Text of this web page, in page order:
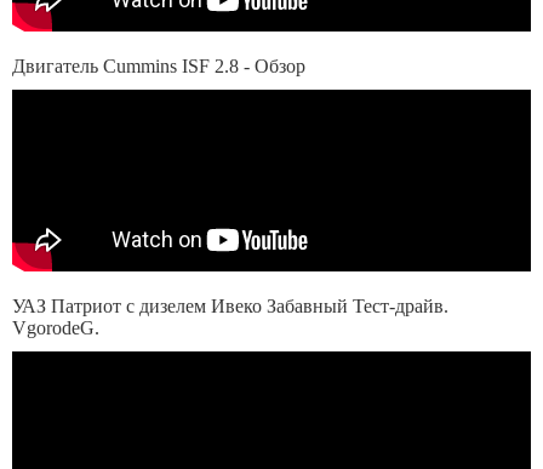
Двигатель Cummins ISF 2.8 - Обзор
УАЗ Патриот с дизелем Ивеко Забавный Тест-драйв.
VgorodeG.